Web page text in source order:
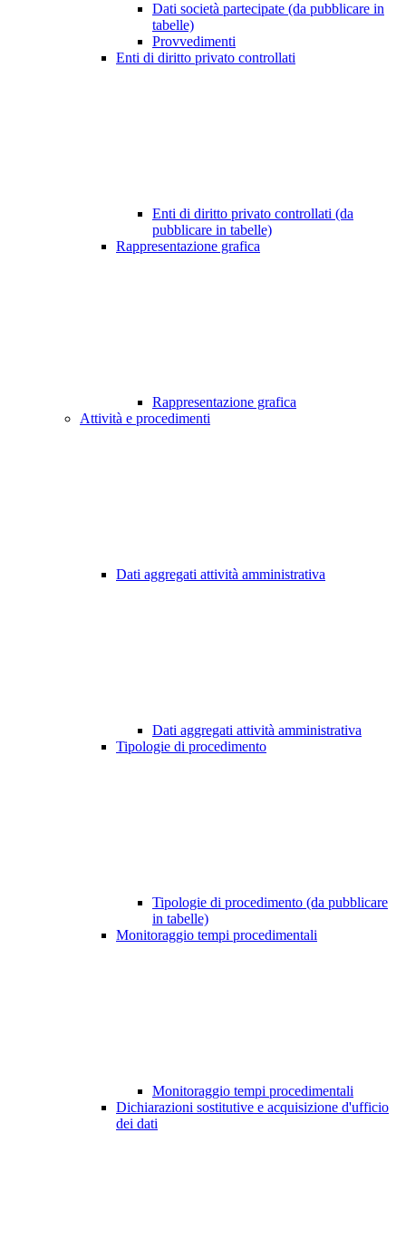
Dati società partecipate (da pubblicare in
tabelle)
Provvedimenti
Enti di diritto privato controllati
Enti di diritto privato controllati (da
pubblicare in tabelle)
Rappresentazione grafica
Rappresentazione grafica
Attività e procedimenti
Dati aggregati attività amministrativa
Dati aggregati attività amministrativa
Tipologie di procedimento
Tipologie di procedimento (da pubblicare
in tabelle)
Monitoraggio tempi procedimentali
Monitoraggio tempi procedimentali
Dichiarazioni sostitutive e acquisizione d'ufficio
dei dati